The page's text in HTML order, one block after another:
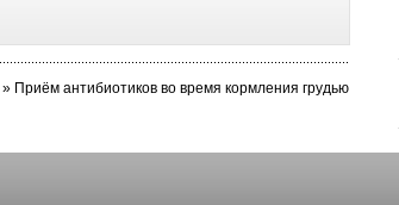
» Приём антибиотиков во время кормления грудью